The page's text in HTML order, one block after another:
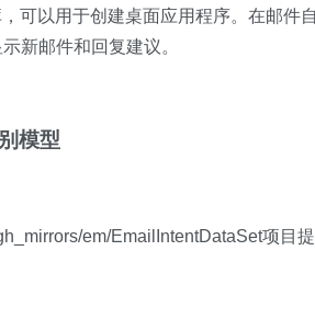
可以用于创建桌面应用程序。在邮件
新邮件和回复建议。
模型
em/EmailIntentDataSet项目